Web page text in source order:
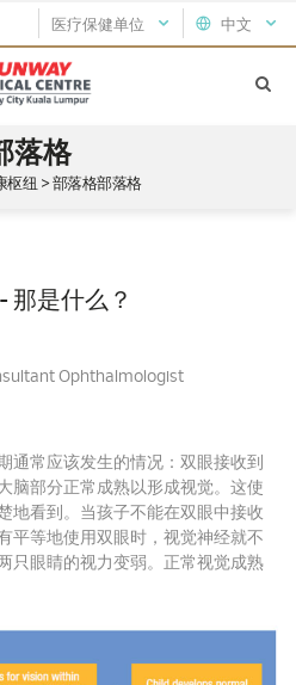
中文
医疗保健单位
落格
枢纽 > 部落格部落格
那是什么？
Ophthalmologist
通常应该发生的情况：双眼接收到
脑部分正常成熟以形成视觉。 这使
地看到。 当孩子不能在双眼中接收
平等地使用双眼时，视觉神经就不
只眼睛的视力变弱。
正常视觉成熟